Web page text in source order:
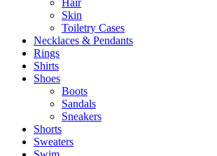
Hair
Skin
Toiletry Cases
Necklaces & Pendants
Rings
Shirts
Shoes
Boots
Sandals
Sneakers
Shorts
Sweaters